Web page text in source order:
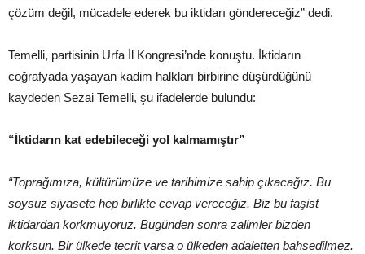
çözüm değil, mücadele ederek bu iktidarı göndereceğiz” dedi.
Temelli, partisinin Urfa İl Kongresi’nde konuştu. İktidarın
coğrafyada yaşayan kadim halkları birbirine düşürdüğünü
kaydeden Sezai Temelli, şu ifadelerde bulundu:
“İktidarın kat edebileceği yol kalmamıştır”
“Toprağımıza, kültürümüze ve tarihimize sahip çıkacağız. Bu
soysuz siyasete hep birlikte cevap vereceğiz. Biz bu faşist
iktidardan korkmuyoruz. Bugünden sonra zalimler bizden
korksun. Bir ülkede tecrit varsa o ülkeden adaletten bahsedilmez.